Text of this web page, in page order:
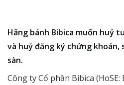
Hãng bánh Bibica muốn huỷ
và huỷ đăng ký chứng khoán,
sàn.
Công ty Cổ phần Bibica